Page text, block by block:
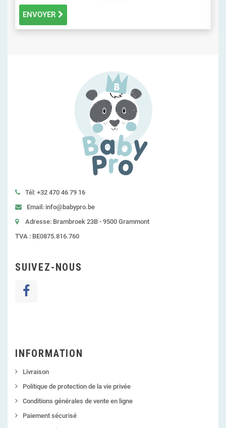
ENVOYER
Tél: +32 470 46 79 16
Email: info@babypro.be
Adresse: Brambroek 23B - 9500 Grammont
TVA : BE0875.816.760
SUIVEZ-NOUS
INFORMATION
Livraison
Politique de protection de la vie privée
Conditions générales de vente en ligne
Paiement sécurisé